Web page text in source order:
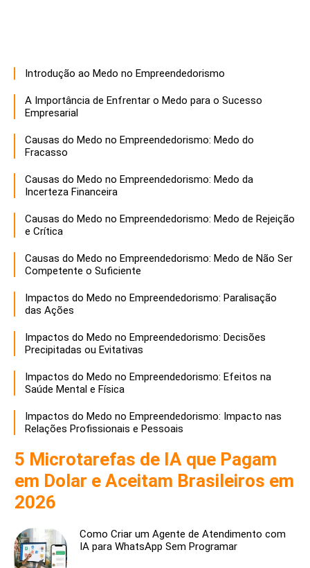
Introdução ao Medo no Empreendedorismo
A Importância de Enfrentar o Medo para o Sucesso
Empresarial
Causas do Medo no Empreendedorismo: Medo do
Fracasso
Causas do Medo no Empreendedorismo: Medo da
Incerteza Financeira
Causas do Medo no Empreendedorismo: Medo de Rejeição
e Crítica
Causas do Medo no Empreendedorismo: Medo de Não Ser
Competente o Suficiente
Impactos do Medo no Empreendedorismo: Paralisação
das Ações
Impactos do Medo no Empreendedorismo: Decisões
Precipitadas ou Evitativas
Impactos do Medo no Empreendedorismo: Efeitos na
Saúde Mental e Física
Impactos do Medo no Empreendedorismo: Impacto nas
Relações Profissionais e Pessoais
5 Microtarefas de IA que Pagam
em Dolar e Aceitam Brasileiros em
2026
Como Criar um Agente de Atendimento com
IA para WhatsApp Sem Programar